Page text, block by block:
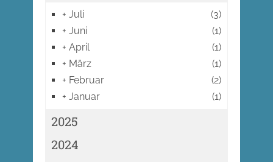
+ Juli
(3)
+ Juni
(1)
+ April
(1)
+ März
(1)
+ Februar
(2)
+ Januar (1)
2025
2024